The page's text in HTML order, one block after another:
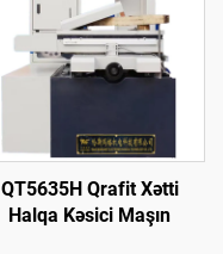
QT5635H Qrafit Xətti
Halqa Kəsici Maşın